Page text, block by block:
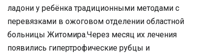
ладони у ребёнка традиционными методами с
перевязками в ожоговом отделении областной
больницы Житомира.Через месяц их лечения
появились гипертрофические рубцы и